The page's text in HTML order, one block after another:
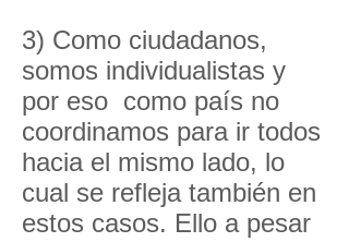
3) Como ciudadanos,
somos individualistas y
por eso como país no
coordinamos para ir todos
hacia el mismo lado, lo
cual se refleja también en
estos casos. Ello a pesar